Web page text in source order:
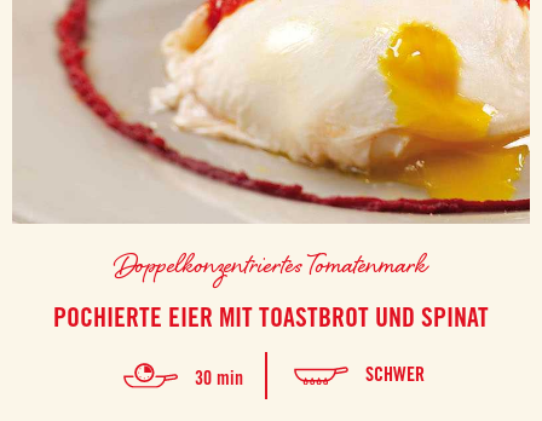
Doppelkonzentriertes Tomatenmark
POCHIERTE EIER MIT TOASTBROT UND SPINAT
30 min SCHWER